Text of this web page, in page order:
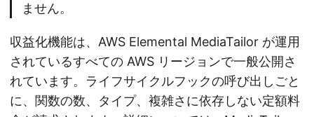
ません。
収益化機能は、AWS Elemental MediaTailor が運用
されているすべての AWS リージョンで一般公開さ
れています。ライフサイクルフックの呼び出しごと
に、関数の数、タイプ、複雑さに依存しない定額料